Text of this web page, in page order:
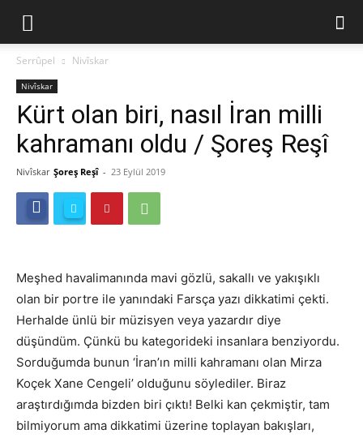
Serrûpel Nivîskar
Nivîskar
Kürt olan biri, nasıl İran milli
kahramanı oldu / Şoreş Reşî
Nivîskar Şoreş Reşî - 23 Eylül 2019
Meşhed havalimanında mavi gözlü, sakallı ve yakışıklı
olan bir portre ile yanındaki Farsça yazı dikkatimi çekti.
Herhalde ünlü bir müzisyen veya yazardır diye
düşündüm. Çünkü bu kategorideki insanlara benziyordu.
Sorduğumda bunun ‘İran’ın milli kahramanı olan Mirza
Koçek Xane Cengeli’ olduğunu söylediler. Biraz
araştırdığımda bizden biri çıktı! Belki kan çekmiştir, tam
bilmiyorum ama dikkatimi üzerine toplayan bakışları,